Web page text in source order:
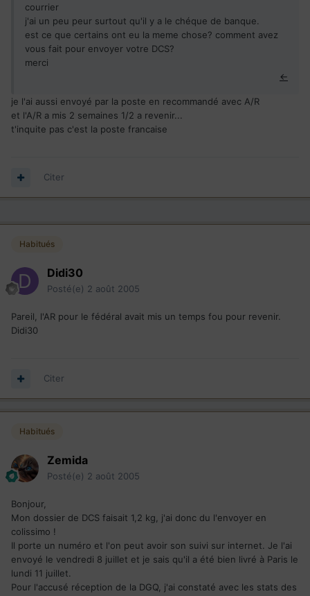
courrier
j'ai un peu peur surtout qu'il y a le chéque de banque.
est ce que certains ont eu la meme chose? comment avez
vous fait pour envoyer votre DCS?
merci
←
je l'ai aussi envoyé par la poste en recommandé avec A/R
et l'A/R a mis 2 semaines 1/2 a revenir...
t'inquite pas c'est la poste francaise
Citer
Habitués
Didi30
Posté(e) 2 août 2005
Pareil, l'AR pour le fédéral avait mis un temps fou pour revenir.
Didi30
Citer
Habitués
Zemida
Posté(e) 2 août 2005
Bonjour,
Mon dossier de DCS faisait 1,2 kg, j'ai donc du l'envoyer en
colissimo !
Il porte un numéro et l'on peut avoir son suivi sur internet. Je l'ai
envoyé le vendredi 8 juillet et je sais qu'il a été bien livré à Paris le
lundi 11 juillet.
Pour l'accusé réception de la DGQ, j'ai constaté avec les stats des